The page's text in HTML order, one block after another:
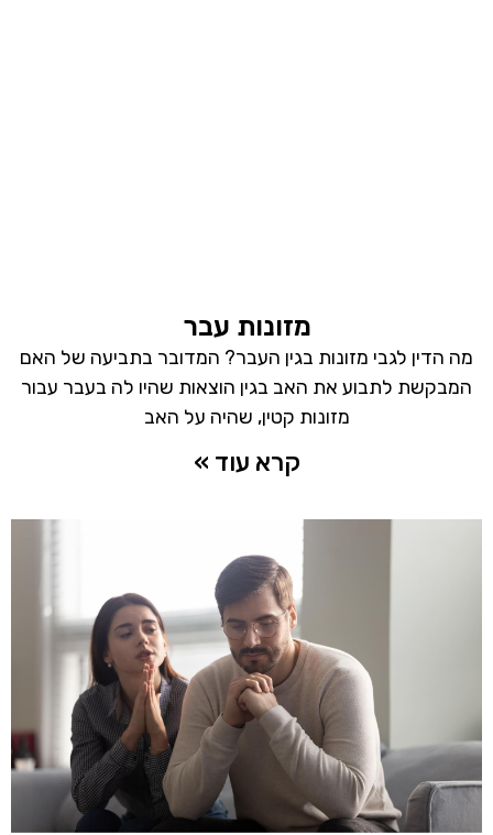
מזונות עבר
מה הדין לגבי מזונות בגין העבר? המדובר בתביעה של האם
המבקשת לתבוע את האב בגין הוצאות שהיו לה בעבר עבור
מזונות קטין, שהיה על האב
קרא עוד »